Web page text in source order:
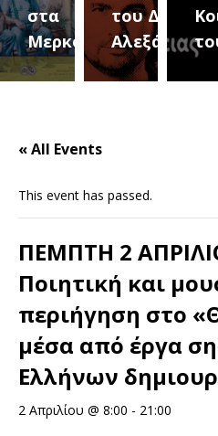
του Δήμου
Αλεξάνδρειας
του
« All Events
This event has passed.
ΠΕΜΠΤΗ 2
Ποιητική και
περιήγηση στο
μέσα από έργα
Ελλήνων
2 Απριλίου @ 8:00 - 21:00